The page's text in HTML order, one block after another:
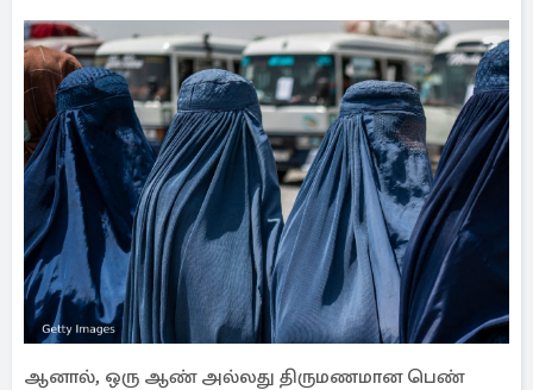
ஆனால், ஒரு ஆண் அல்லது திருமணமான பெண்